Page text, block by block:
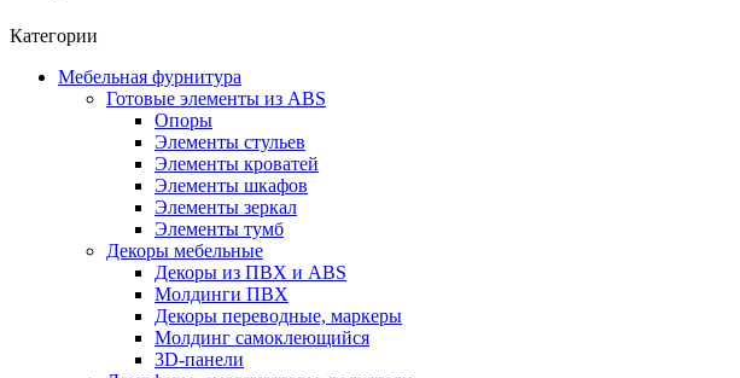
Категории
Мебельная фурнитура
Готовые элементы из ABS
Опоры
Элементы стульев
Элементы кроватей
Элементы шкафов
Элементы зеркал
Элементы тумб
Декоры мебельные
Декоры из ПВХ и ABS
Молдинги ПВХ
Декоры переводные, маркеры
Молдинг самоклеющийся
3D-панели